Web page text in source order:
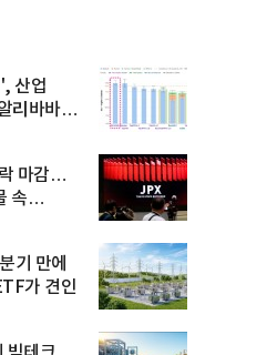
산업
리바바
마감…
속
기 만에
가 견인